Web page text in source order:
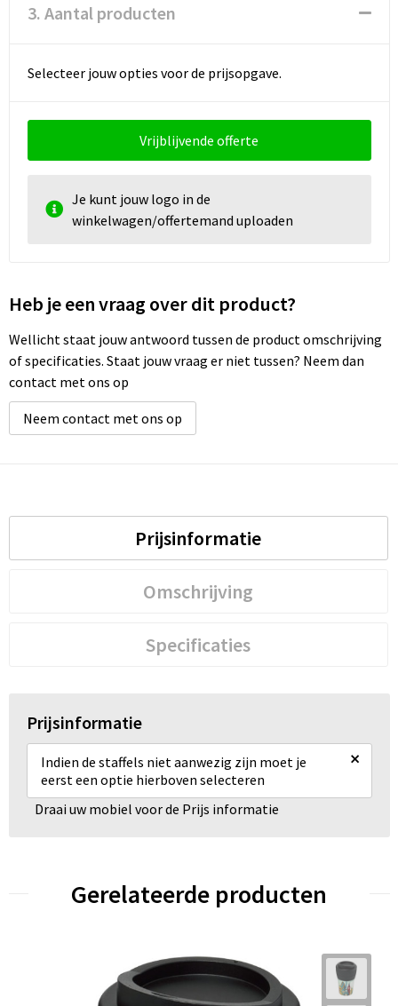
3. Aantal producten
Selecteer jouw opties voor de prijsopgave.
Vrijblijvende offerte
Je kunt jouw logo in de
winkelwagen/offertemand uploaden
Heb je een vraag over dit product?
Wellicht staat jouw antwoord tussen de product omschrijving
of specificaties. Staat jouw vraag er niet tussen? Neem dan
contact met ons op
Neem contact met ons op
Prijsinformatie
Omschrijving
Specificaties
Prijsinformatie
Indien de staffels niet aanwezig zijn moet je
eerst een optie hierboven selecteren
×
Draai uw mobiel voor de Prijs informatie
Gerelateerde producten